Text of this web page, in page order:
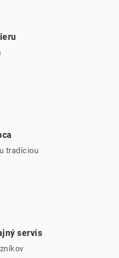
tradíciou
servis